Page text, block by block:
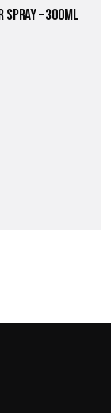
SPRAY – 300ML